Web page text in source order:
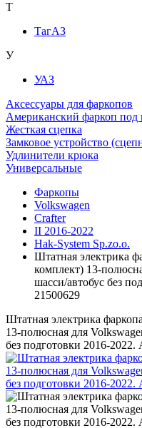
Т
ТагАЗ
У
УАЗ
Аксессуары для фаркопов
Американский фаркоп под
Жесткая сцепка
Замковое устройство
Удлинители крюка
Универсальные
Фаркопы
Volkswagen
Crafter
II 2016-2022
Hak-System Sp.zo.o.
Штатная электрика
комплект) 13-
шасси/автобус без
21500629
Штатная электрика
13-полюсная для
без подготовки 2016-2022.